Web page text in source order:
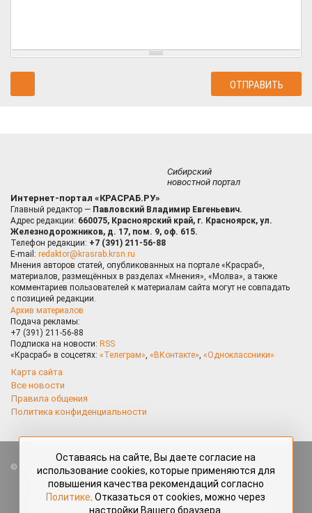
Сибирский
новостной портал
Интернет-портал «КРАСРАБ.РУ»
Главный редактор — Павловский Владимир Евгеньевич.
Адрес редакции: 660075, Красноярский край, г. Красноярск, ул.
Железнодорожников, д. 17, пом. 9, оф. 615.
Телефон редакции: +7 (391) 211-56-88
E-mail: redaktor@krasrab.krsn.ru
Мнения авторов статей, опубликованных на портале «Красраб»,
материалов, размещённых в разделах «Мнения», «Молва», а также
комментариев пользователей к материалам сайта могут не совпадать
с позицией редакции.
Архив материалов
Подача рекламы:
+7 (391) 211-56-88
Подписка на новости: RSS
«Красраб» в соцсетях: «Телеграм», «ВКонтакте», «Одноклассники»
Карта сайта
Все новости
Правила общения
Политика конфиденциальности
Все права защищены. Любые материалы, размещённые на портале
«Красраб.ру» сотрудниками редакции, нештатными авторами
и читателями, являются объектами авторского права. Полное или
частичное использование материалов, размещённых на портале
«Красраб.ру», допускается только с письменного согласия редакции
Оставаясь на сайте, Вы даете согласие на
использование cookies, которые применяются для
повышения качества рекомендаций согласно
Политике . Отказаться от cookies, можно через
настройки Вашего браузера.